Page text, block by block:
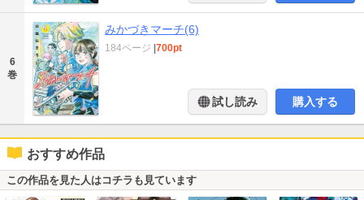
6
巻
みかづきマーチ(6)
184ページ |700pt
試し読み 購入する
おすすめ作品
この作品を見た人はコチラも見ています